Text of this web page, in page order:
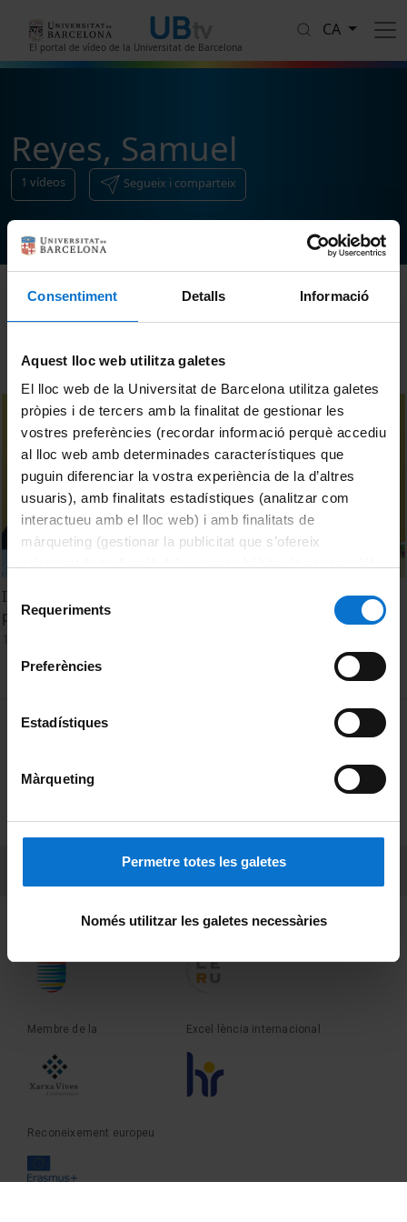
Consentiment Detalls Informació
Aquest lloc web utilitza galetes
El lloc web de la Universitat de Barcelona utilitza galetes
pròpies i de tercers amb la finalitat de gestionar les
vostres preferències (recordar informació perquè accediu
al lloc web amb determinades característiques que
puguin diferenciar la vostra experiència de la d’altres
usuaris), amb finalitats estadístiques (analitzar com
interactueu amb el lloc web) i amb finalitats de
màrqueting (gestionar la publicitat que s’ofereix
consultar laPolítica de galetes del lloc web de la
de Requeriments
Preferències
Estadístiques
Màrqueting
Permetre totes les galetes
Només utilitzar les galetes necessàries
El portal de vídeo de la Universitat de Barcelona
CA
Reyes, Samuel
1 vídeos Segueix i comparteix
Ordenar
II Jornada dels instituts de recerca de la UB. Salutació i
presentació institucional
MENÚ PEU 1
Privadesa i termes
Sobre UBtv
Fundadora de la Membre de la
Membre de la Excel·lència internacional
Reconeixement europeu